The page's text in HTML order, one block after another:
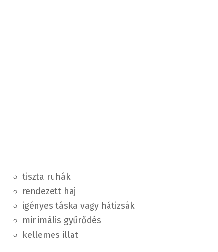
tiszta ruhák
rendezett haj
igényes táska vagy hátizsák
minimális gyűrődés
kellemes illat